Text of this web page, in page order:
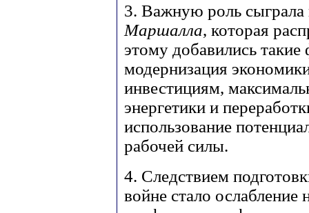
3. Важную роль
Маршалла, которая
этому добавились
модернизация
инвестициям,
энергетики и
использование
рабочей силы.
4. Следствием
войне стало